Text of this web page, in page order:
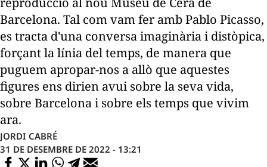
Barcelona. Tal com vam fer amb Pablo Picasso,
es tracta d'una conversa imaginària i distòpica,
forçant la línia del temps, de manera que
puguem apropar-nos a allò que aquestes
figures ens dirien avui sobre la seva vida,
sobre Barcelona i sobre els temps que vivim
ara.
JORDI CABRÉ
31 DE DESEMBRE DE 2022 - 13:21